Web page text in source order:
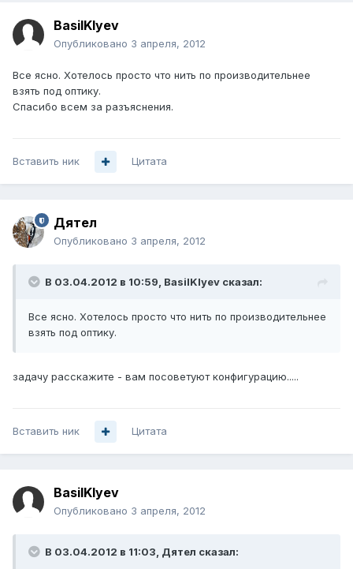
BasilKlyev
Опубликовано 3 апреля, 2012
Все ясно. Хотелось просто что нить по производительнее
взять под оптику.
Спасибо всем за разъяснения.
Вставить ник Цитата
Дятел
Опубликовано 3 апреля, 2012
В 03.04.2012 в 10:59, BasilKlyev сказал:
Все ясно. Хотелось просто что нить по производительнее
взять под оптику.
задачу расскажите - вам посоветуют конфигурацию.....
Вставить ник Цитата
BasilKlyev
Опубликовано 3 апреля, 2012
В 03.04.2012 в 11:03, Дятел сказал: